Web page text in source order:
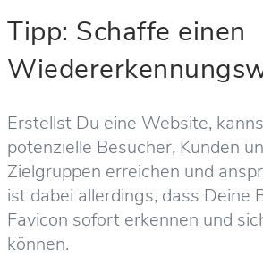
Tipp: Schaffe einen
Erstellst Du eine Website,
potenzielle Besucher, Kunden
Zielgruppen erreichen und
ist dabei allerdings, dass Deine
Favicon sofort erkennen und
können.